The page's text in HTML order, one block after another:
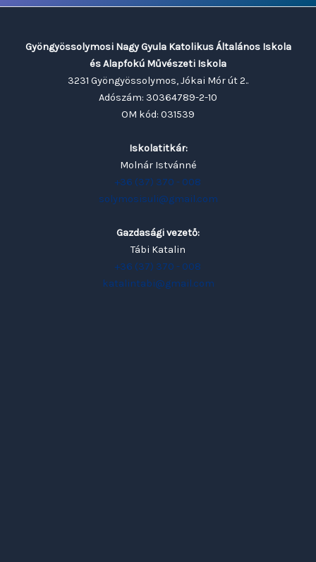
Gyöngyössolymosi Nagy Gyula Katolikus Általános Iskola
és Alapfokú Művészeti Iskola
3231 Gyöngyössolymos, Jókai Mór út 2..
Adószám: 30364789-2-10
OM kód: 031539
Iskolatitkár:
Molnár Istvánné
+36 (37) 370 - 008
solymosisuli@gmail.com
Gazdasági vezető:
Tábi Katalin
+36 (37) 370 - 008
katalintabi@gmail.com